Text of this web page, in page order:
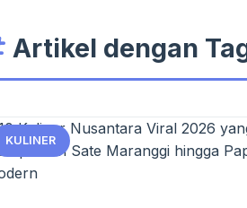
Artikel dengan
KULINER